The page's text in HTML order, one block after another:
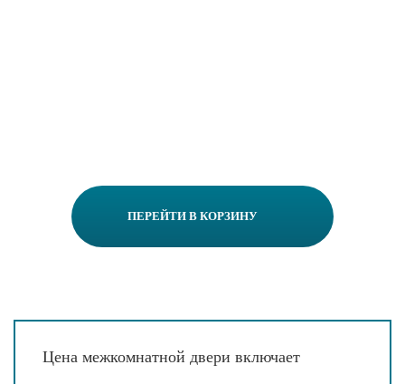
ПЕРЕЙТИ В КОРЗИНУ
Цена межкомнатной двери включает